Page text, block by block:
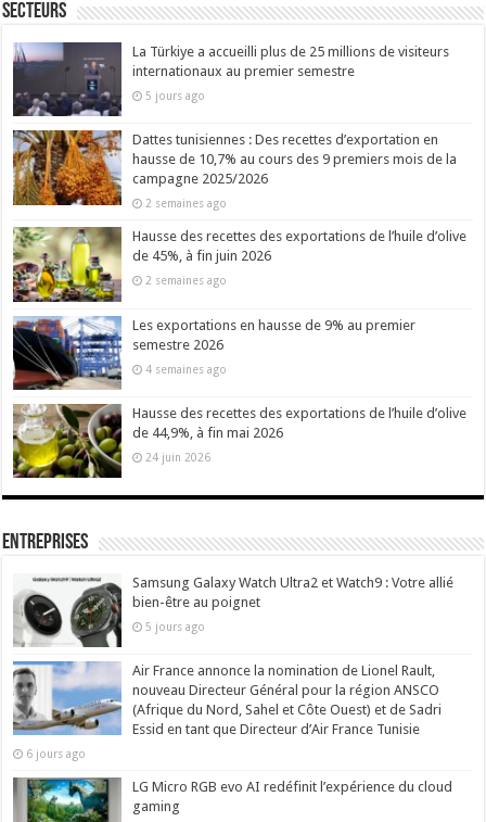
Secteurs
La Türkiye a accueilli plus de 25 millions de visiteurs
internationaux au premier semestre
5 jours ago
Dattes tunisiennes : Des recettes d’exportation en
hausse de 10,7% au cours des 9 premiers mois de la
campagne 2025/2026
2 semaines ago
Hausse des recettes des exportations de l’huile d’olive
de 45%, à fin juin 2026
2 semaines ago
Les exportations en hausse de 9% au premier
semestre 2026
4 semaines ago
Hausse des recettes des exportations de l’huile d’olive
de 44,9%, à fin mai 2026
24 juin 2026
Entreprises
Samsung Galaxy Watch Ultra2 et Watch9 : Votre allié
bien-être au poignet
5 jours ago
Air France annonce la nomination de Lionel Rault,
nouveau Directeur Général pour la région ANSCO
(Afrique du Nord, Sahel et Côte Ouest) et de Sadri
Essid en tant que Directeur d’Air France Tunisie
6 jours ago
LG Micro RGB evo AI redéfinit l’expérience du cloud
gaming